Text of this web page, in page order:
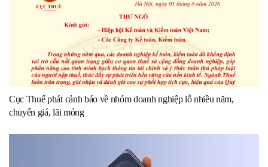
Cục Thuế phát cảnh báo về nhóm doanh nghiệp lỗ nhiều năm,
chuyển giá, lãi mỏng